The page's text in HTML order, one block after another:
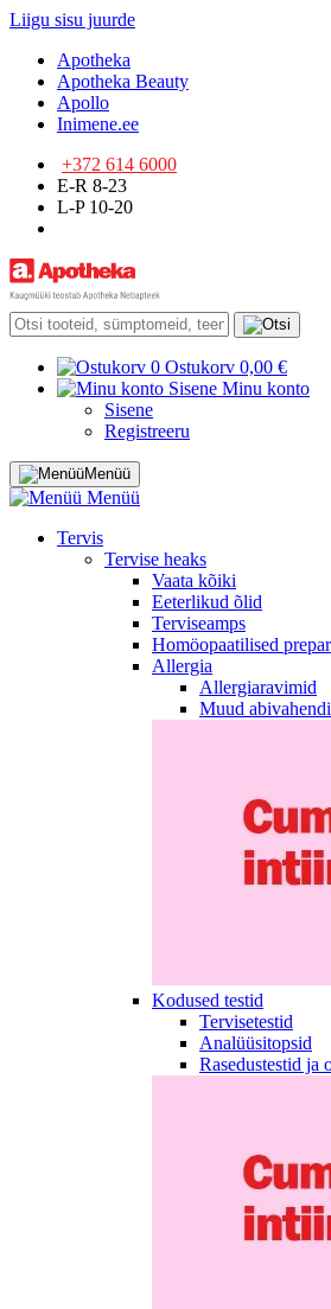
Liigu sisu juurde
Apotheka
Apotheka Beauty
Apollo
Inimene.ee
+372 614 6000
E-R 8-23
L-P 10-20
0 Ostukorv 0,00 €
Sisene Minu konto
Sisene
Registreeru
Menüü
Menüü
Tervis
Tervise heaks
Vaata kõiki
Eeterlikud õlid
Terviseamps
Homöopaatilised
Allergia
Allergiaravimid
Muud
Kodused testid
Tervisetestid
Analüüsitopsid
Rasedustestid ja